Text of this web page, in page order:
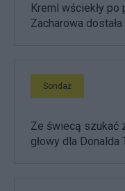
Kreml wściekły po
Zacharowa dostała
Sondaż
Ze świecą szukać
głowy dla Donalda